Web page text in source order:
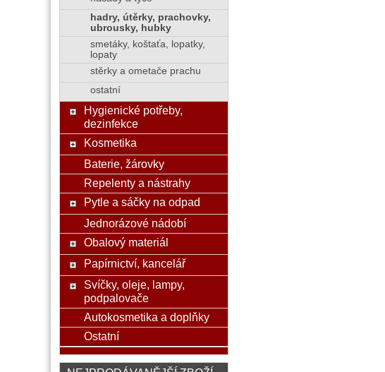
hadry, útěrky, prachovky,
ubrousky, hubky
smetáky, koštaťa, lopatky,
lopaty
stěrky a ometače prachu
ostatní
Hygienické potřeby,
dezinfekce
Kosmetika
Baterie, žárovky
Repelenty a nástrahy
Pytle a sáčky na odpad
Jednorázové nádobí
Obalový materiál
Papírnictví, kancelář
Svíčky, oleje, lampy,
podpalovače
Autokosmetika a doplňky
Ostatní